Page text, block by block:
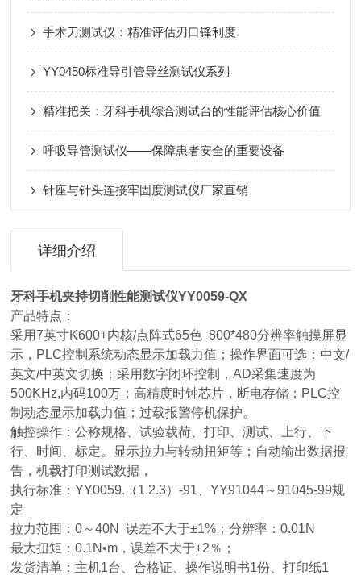
手术刀测试仪：精准评估刃口锋利度
YY0450标准导引管导丝测试仪系列
精准把关：牙科手机综合测试台的性能评估核心价值
呼吸导管测试仪——保障患者安全的重要设备
针座与针头连接牢固度测试仪厂家直销
详细介绍
牙科手机夹持切削性能测试仪YY0059-QX
产品特点：
采用7英寸K600+内核/点阵式65色 800*480分辨率触摸屏显
示，PLC控制系统动态显示加载力值；操作界面可选：中文/
英文/中英文切换；采用数字闭环控制，AD采集速度为
500KHz,内码100万；高精度时钟芯片，断电存储；PLC控
制动态显示加载力值；过载报警停机保护。
触控操作：公称规格、试验载荷、打印、测试、上行、下
行、时间、标定。显示拉力与转动扭矩等；自动输出数据报
告，机载打印测试数据，
执行标准：YY0059.（1.2.3）-91、YY91044～91045-99规
定
拉力范围：0～40N 误差不大于±1%；分辨率：0.01N
最大扭矩：0.1N•m，误差不大于±2％；
发货清单：主机1台、合格证、操作说明书1份、打印纸1